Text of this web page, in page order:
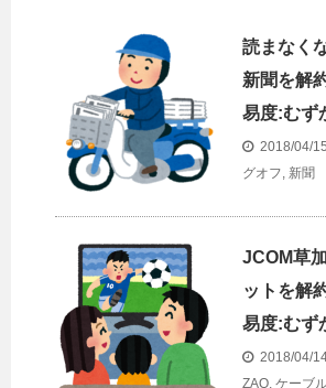
読まなく
新聞を解
易度:むず
2018/04/15
グオフ, 新聞
JCOM草
ットを解
易度:むず
2018/04/
ZAQ, ケーブ